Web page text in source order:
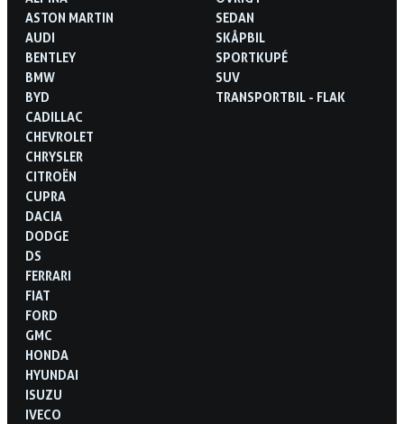
ASTON MARTIN
AUDI
BENTLEY
BMW
BYD
CADILLAC
CHEVROLET
CHRYSLER
CITROËN
CUPRA
DACIA
DODGE
DS
FERRARI
FIAT
FORD
GMC
HONDA
HYUNDAI
ISUZU
IVECO
SEDAN
SKÅPBIL
SPORTKUPÉ
SUV
TRANSPORTBIL - FLAK